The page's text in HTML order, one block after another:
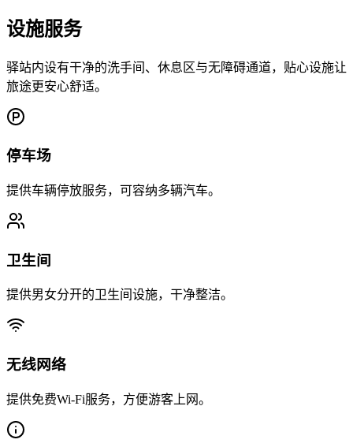
设施服务
驿站内设有干净的洗手间、休息区与无障碍通道，贴心设施让
旅途更安心舒适。
停车场
提供车辆停放服务，可容纳多辆汽车。
卫生间
提供男女分开的卫生间设施，干净整洁。
无线网络
提供免费Wi-Fi服务，方便游客上网。